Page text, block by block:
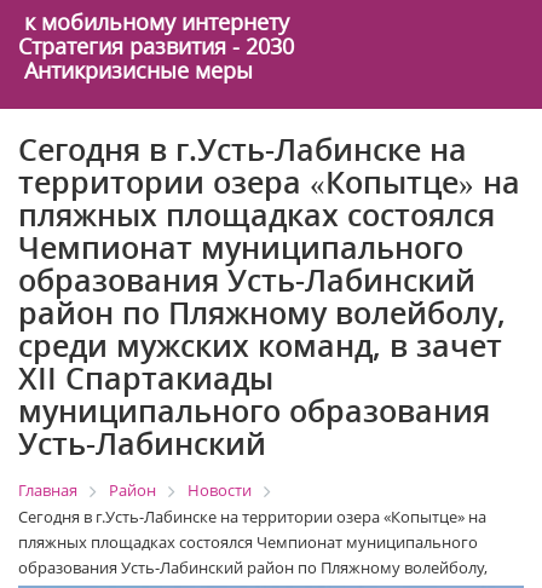
к мобильному интернету
Стратегия развития - 2030
Антикризисные меры
Сегодня в г.Усть-Лабинске на
территории озера «Копытце» на
пляжных площадках состоялся
Чемпионат муниципального
образования Усть-Лабинский
район по Пляжному волейболу,
среди мужских команд, в зачет
XII Спартакиады
муниципального образования
Усть-Лабинский
Главная Район
Новости
Сегодня в г.Усть-Лабинске на территории озера «Копытце» на
пляжных площадках состоялся Чемпионат муниципального
образования Усть-Лабинский район по Пляжному волейболу,